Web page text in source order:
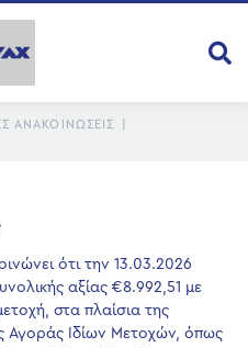
ΑΝΑΚΟΙΝΩΣΕΙΣ
ότι την 13.03.2026
αξίας €8.992,51 με
στα πλαίσια της
Αγοράς Ιδίων Μετοχών, όπως